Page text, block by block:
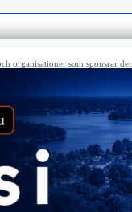
organisationer som sponsrar